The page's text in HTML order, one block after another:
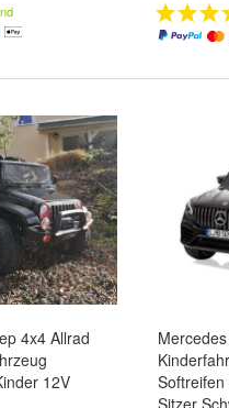
4x4 Allrad
12V
Softreifen
Sitzer